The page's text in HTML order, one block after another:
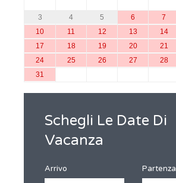
3
4 5 6 7
10
11 12 13 14
17
18 19 20 21
24
25 26 27 28
31
Schegli Le Date Di
Vacanza
Arrivo Partenza